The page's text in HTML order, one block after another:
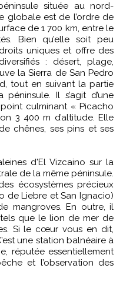
globale est de l’ordre de
de 1 700 km, entre le
Bien qu’elle soit peu
uniques et offre des
: désert, plage,
la Sierra de San Pedro
tout en suivant la partie
Il s’agit d’une
culminant « Picacho
3 400 m d’altitude. Elle
chênes, ses pins et ses
d'El Vizcaino sur la
de la même péninsule.
écosystèmes précieux
de Liebre et San Ignacio)
mangroves. En outre, il
que le lion de mer de
Si le cœur vous en dit,
une station balnéaire à
réputée essentiellement
et l’observation des